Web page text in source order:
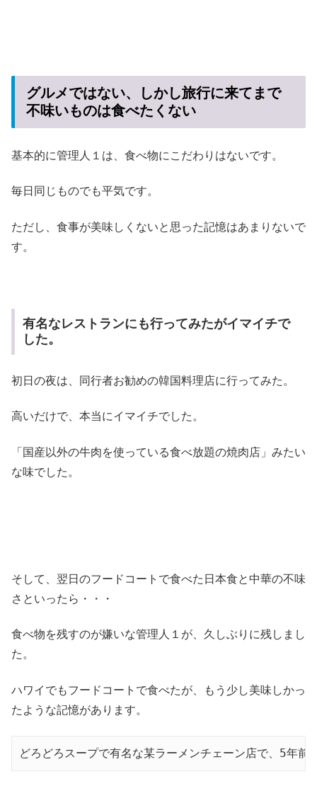
グルメではない、しかし旅行に来てまで
不味いものは食べたくない
基本的に管理人１は、食べ物にこだわりはないです。
毎日同じものでも平気です。
ただし、食事が美味しくないと思った記憶はあまりないで
す。
有名なレストランにも行ってみたがイマイチで
した。
初日の夜は、同行者お勧めの韓国料理店に行ってみた。
高いだけで、本当にイマイチでした。
「国産以外の牛肉を使っている食べ放題の焼肉店」みたい
な味でした。
そして、翌日のフードコートで食べた日本食と中華の不味
さといったら・・・
食べ物を残すのが嫌いな管理人１が、久しぶりに残しまし
た。
ハワイでもフードコートで食べたが、もう少し美味しかっ
たような記憶があります。
どろどろスープで有名な某ラーメンチェーン店で、5年前